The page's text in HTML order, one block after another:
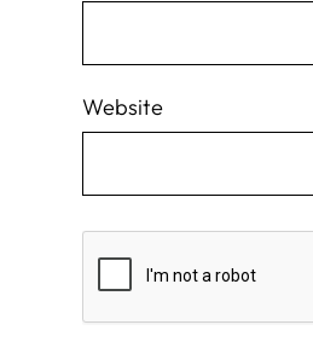
Website